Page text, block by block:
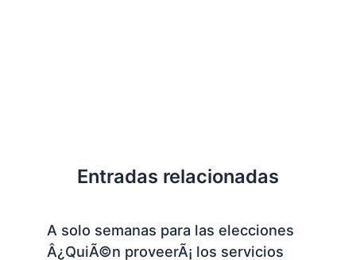
Entradas relacionadas
A solo semanas para las elecciones
Â¿QuiÃ©n proveerÃ¡ los servicios